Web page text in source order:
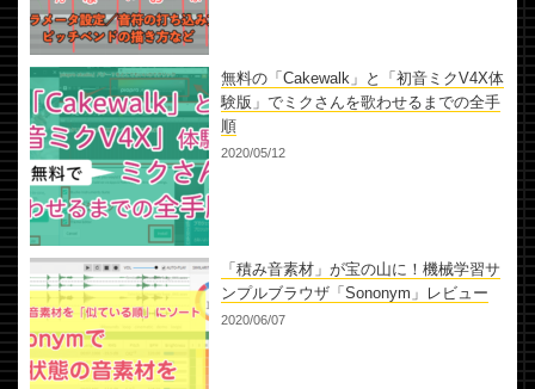
無料の「Cakewalk」と「初音ミクV4X体
験版」でミクさんを歌わせるまでの全手
順
2020/05/12
「積み音素材」が宝の山に！機械学習サ
ンプルブラウザ「Sononym」レビュー
2020/06/07